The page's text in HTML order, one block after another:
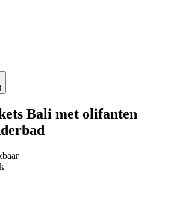
Bali met olifanten